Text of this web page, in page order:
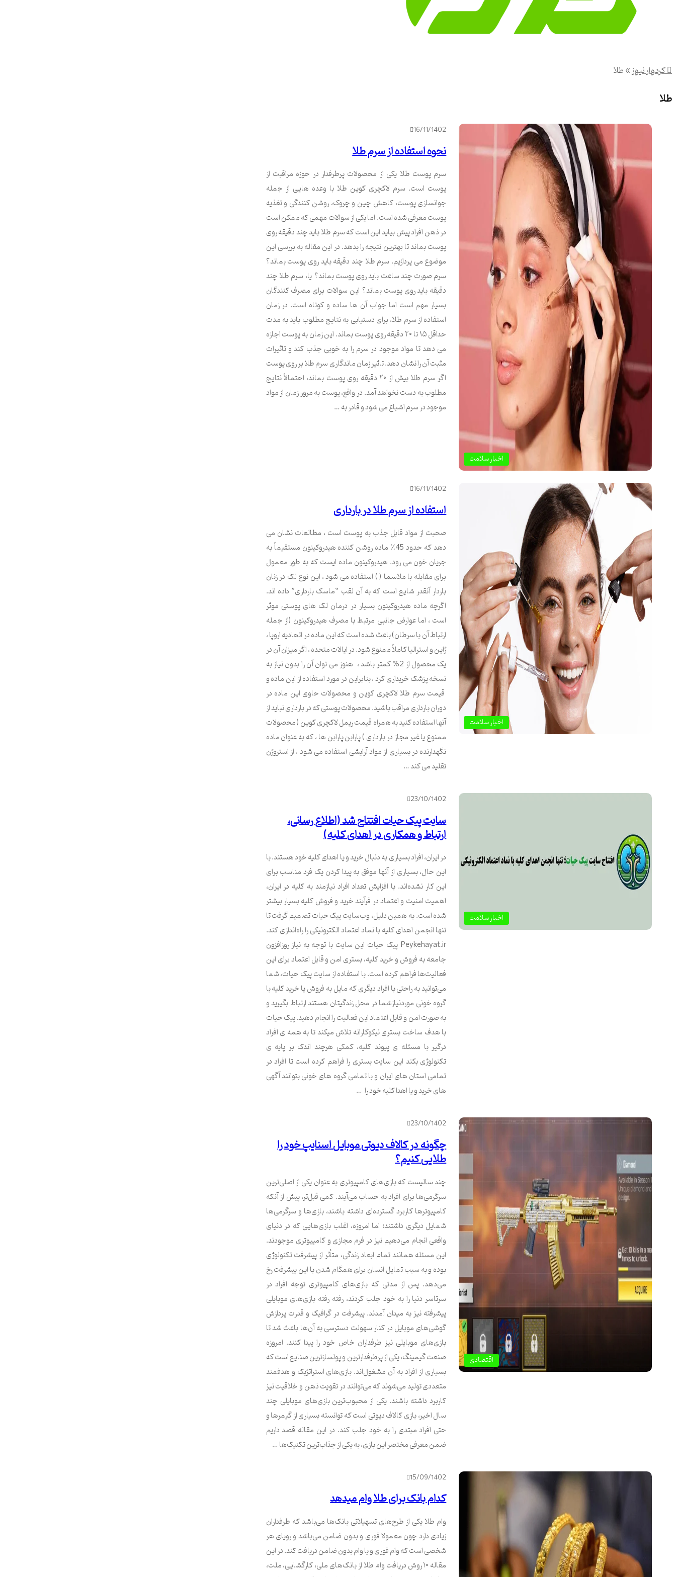
کردوار نیوز»طلا
طلا
اخبار سلامت
16/11/1402
نحوه استفاده از سرم طلا
سرم پوست طلا یکی از محصولات پرطرفدار در حوزه مراقبت از
پوست است. سرم لاکچری کوین طلا با وعده هایی از جمله
جوانسازی پوست، کاهش چین و چروک، روشن کنندگی و تغذیه
پوست معرفی شده است. اما یکی از سوالات مهمی که ممکن است
در ذهن افراد پیش بیاید این است که سرم طلا باید چند دقیقه روی
پوست بماند تا بهترین نتیجه را بدهد. در این مقاله به بررسی این
موضوع می پردازیم. سرم طلا چند دقیقه باید روی پوست بماند؟
سرم صورت چند ساعت باید روی پوست بماند؟ یا، سرم طلا چند
دقیقه باید روی پوست بماند؟ این سوالات برای مصرف کنندگان
بسیار مهم است اما جواب آن ها ساده و کوتاه است. در زمان
استفاده از سرم طلا، برای دستیابی به نتایج مطلوب باید به مدت
حداقل ۱۵ تا ۲۰ دقیقه روی پوست بماند. این زمان به پوست اجازه
می دهد تا مواد موجود در سرم را به خوبی جذب کند و تاثیرات
مثبت آن را نشان دهد. تاثیر زمان ماندگاری سرم طلا بر روی پوست
اگر سرم طلا بیش از ۲۰ دقیقه روی پوست بماند، احتمالاً نتایج
مطلوب به دست نخواهد آمد. در واقع، پوست به مرور زمان از مواد
موجود در سرم اشباع می شود و قادر به …
اخبار سلامت
16/11/1402
استفاده از سرم طلا در بارداری
صحبت از مواد قابل جذب به پوست است ، مطالعات نشان می
دهد که حدود 45٪ ماده روشن کننده هیدروکینون مستقیماً به
جریان خون می رود. هیدروکینون ماده ایست که به طور معمول
برای مقابله با ملاسما ( ) استفاده می شود ، این نوع لک در زنان
باردار آنقدر شایع است که به آن لقب “ماسک بارداری” داده اند.
اگرچه ماده هیدروکینون بسیار در درمان لک های پوستی موثر
است ، اما عوارض جانبی مرتبط با مصرف هیدروکینون (از جمله
ارتباط آن با سرطان) باعث شده است که این ماده در اتحادیه اروپا ،
ژاپن و استرالیا کاملاً ممنوع شود. در ایالات متحده ، اگر میزان آن در
یک محصول از 2% کمتر باشد ، هنوز می توان آن را بدون نیاز به
نسخه پزشک خریداری کرد ، بنابراین در مورد استفاده از این ماده و
قیمت سرم طلا لاکچری کوین و محصولات حاوی این ماده در
دوران بارداری مراقب باشید. محصولات پوستی که در بارداری نباید از
آنها استفاده کنید به همراه قیمت ریمل لاکچری کوین ( محصولات
ممنوع یا غیر مجاز در بارداری ) پارابن پارابن ها ، که به عنوان ماده
نگهدارنده در بسیاری از مواد آرایشی استفاده می شود ، از استروژن
تقلید می کند …
اخبار سلامت
23/10/1402
سایت پیک حیات افتتاح شد (اطلاع رسانی،
ارتباط و همکاری در اهدای کلیه)
در ایران، افراد بسیاری به دنبال خرید و یا اهدای کلیه خود هستند. با
این حال، بسیاری از آنها موفق به پیدا کردن یک فرد مناسب برای
این کار نشده‌اند. با افزایش تعداد افراد نیازمند به کلیه در ایران،
اهمیت امنیت و اعتماد در فرآیند خرید و فروش کلیه بسیار بیشتر
شده است. به همین دلیل، وب‌سایت پیک حیات تصمیم گرفت تا
تنها انجمن اهدای کلیه با نماد اعتماد الکترونیکی را راه‌اندازی کند.
Peykehayat.ir پیک حیات این سایت با توجه به نیاز روزافزون
جامعه به فروش و خرید کلیه، بستری امن و قابل اعتماد برای این
فعالیت‌ها فراهم کرده است. با استفاده از سایت پیک حیات، شما
می‌توانید به راحتی با افراد دیگری که مایل به فروش یا خرید کلیه با
گروه خونی موردنیازشما در محل زندگیتان هستند ارتباط بگیرید و
به صورت امن و قابل اعتماد این فعالیت را انجام دهید. پیک حیات
با هدف ساخت بستری نیکوکارانه تلاش میکند تا به همه ی افراد
درگیر با مسئله ی پیوند کلیه، کمکی هرچند اندک بر پایه ی
تکنولوژی بکند این سایت بستری را فراهم کرده است تا افراد در
تمامی استان های ایران و با تمامی گروه های خونی بتوانند آگهی
های خرید و یا اهدا کلیه خود را …
اقتصادی
23/10/1402
چگونه در کالاف دیوتی موبایل اسنایپ خود را
طلایی کنیم؟
چند سالیست که بازی‌های کامپیوتری به عنوان یکی از اصلی‌ترین
سرگرمی‌ها برای افراد به حساب می‌آیند. کمی قبل‌تر، پیش از آنکه
کامپیوترها کاربرد گسترده‌ای داشته باشند، بازی‌ها و سرگرمی‌ها
شمایل دیگری داشتند؛ اما امروزه، اغلب بازی‌هایی که در دنیای
واقعی انجام می‌دهیم نیز در فرم مجازی و کامپیوتری موجودند.
این مسئله همانند تمام ابعاد زندگی، متأثر از پیشرفت تکنولوژی
بوده و به سبب تمایل انسان برای همگام شدن با این پیشرفت رخ
می‌دهد. پس از مدتی که بازی‌های کامپیوتری توجه افراد در
سرتاسر دنیا را به خود جلب کردند، رفته رفته بازی‌های موبایلی
پیشرفته نیز به میدان آمدند. پیشرفت در گرافیک و قدرت پردازش
گوشی‌های موبایل در کنار سهولت دسترسی به آن‌ها باعث شد تا
بازی‌های موبایلی نیز طرفداران خاص خود را پیدا کنند. امروزه
صنعت گیمینگ، یکی از پرطرفدارترین و پولسازترین صنایع است که
بسیاری از افراد به آن مشغول‌اند. بازی‌های استراتژیک و هدفمند
متعددی تولید می‌شوند که می‌توانند در تقویت ذهن و خلاقیت نیز
کاربرد داشته باشند. یکی از محبوب‌ترین بازی‌های موبایلی چند
سال اخیر، بازی کالاف دیوتی است که توانسته بسیاری از گیمر‌ها و
حتی افراد مبتدی را به خود جلب کند. در این مقاله قصد داریم
ضمن معرفی مختصر این بازی، به یکی از جذاب‌ترین تکنیک‌ها …
15/09/1402
کدام بانک برای طلا وام میدهد
وام طلا یکی از طرح‌های تسهیلاتی بانک‌ها می‌باشد که طرفداران
زیادی دارد چون معمولا فوری و بدون ضامن می‌باشد و رویای هر
شخصی است که وام فوری و یا وام بدون ضامن دریافت کند. در این
مقاله ۱۰ روش دریافت وام طلا از بانک‌های ملی، کارگشایی، ملت،